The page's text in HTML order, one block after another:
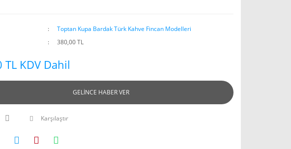
Toptan Kupa Bardak Türk Kahve Fincan Modelleri
380,00 TL
TL KDV Dahil
GELİNCE HABER VER
Karşılaştır